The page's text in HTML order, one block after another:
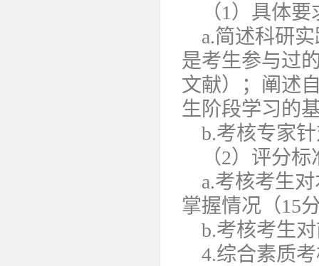
（1）具体
a.简述科研
是考生参与过
文献）；阐述
生阶段学习的
b.考核专家
（2）评分
a.考核考生
掌握情况（15
b.考核考生
4.综合素质